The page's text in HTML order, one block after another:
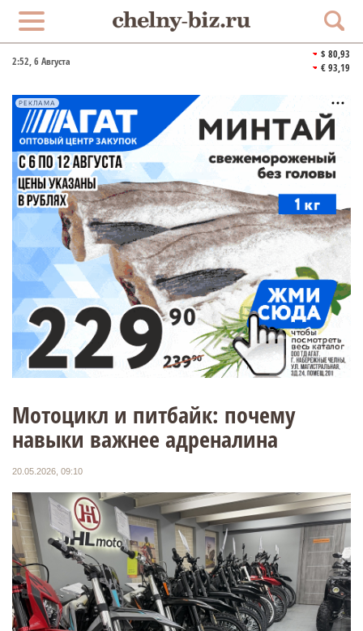
2:52, 6 Августа
$ 80,93
€ 93,19
РЕКЛАМА
Мотоцикл и питбайк: почему
навыки важнее адреналина
20.05.2026, 09:10